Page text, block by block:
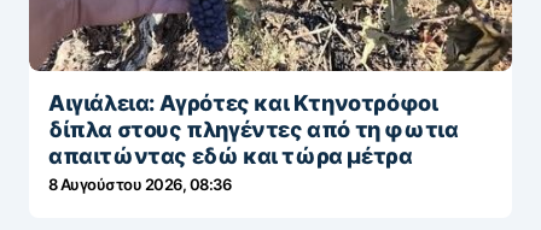
Αιγιάλεια: Αγρότες και Κτηνοτρόφοι
δίπλα στους πληγέντες από τη φωτια
απαιτώντας εδώ και τώρα μέτρα
8 Αυγούστου 2026, 08:36